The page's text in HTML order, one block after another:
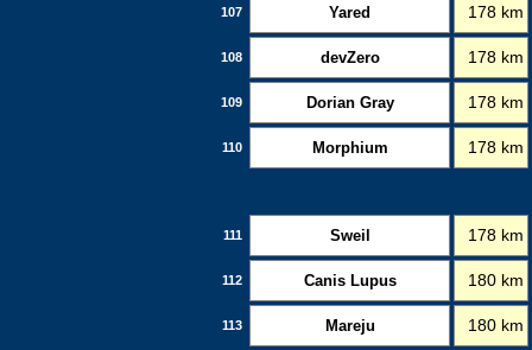
107 Yared 178 km
108 devZero 178 km
109 Dorian Gray 178 km
110 Morphium 178 km
111 Sweil 178 km
112 Canis Lupus 180 km
113 Mareju 180 km